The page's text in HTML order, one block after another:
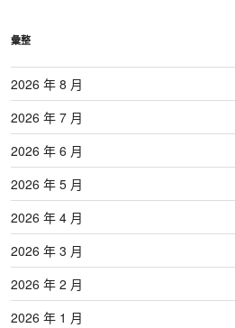
彙整
2026 年 8 月
2026 年 7 月
2026 年 6 月
2026 年 5 月
2026 年 4 月
2026 年 3 月
2026 年 2 月
2026 年 1 月